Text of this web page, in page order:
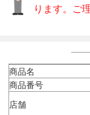
ります。ご
商品名
商品番号
店舗